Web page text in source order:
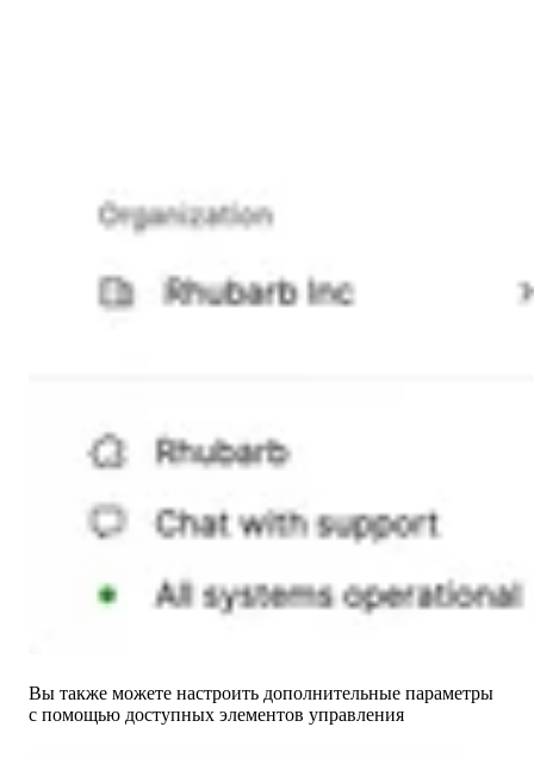
Вы также можете настроить дополнительные параметры
с помощью доступных элементов управления